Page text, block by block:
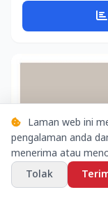
Laman web ini
pengalaman anda
menerima atau
Tolak